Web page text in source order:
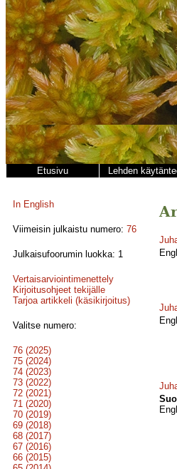
Etusivu Lehden
In English
Viimeisin julkaistu numero: 76
Julkaisufoorumin luokka: 1
Vertaisarviointimenettely
Kirjoitusohjeet tekijälle
Tarjoa artikkeli (käsikirjoitus)
Valitse numero:
76 (2025)
75 (2024)
74 (2023)
73 (2022)
72 (2021)
71 (2020)
70 (2019)
69 (2018)
68 (2017)
67 (2016)
66 (2015)